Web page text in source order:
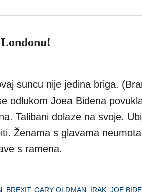
suncu nije jedina briga.
odlukom Joea Bidena
Talibani dolaze na svoje.
Ženama s glavama
s ramena.
, BREXIT, GARY OLDMAN, IRAK, JOE